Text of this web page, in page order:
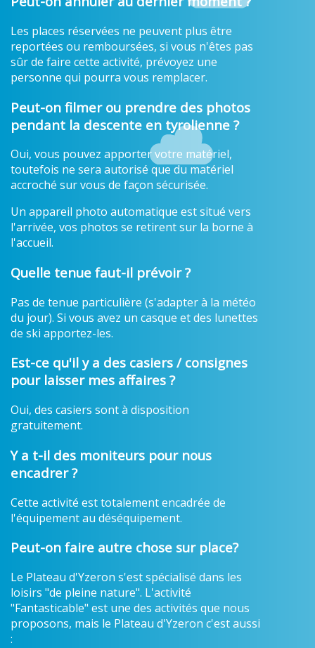
Les places réservées ne peuvent plus être
reportées ou remboursées, si vous n'êtes pas
sûr de faire cette activité, prévoyez une
personne qui pourra vous remplacer.
Peut-on filmer ou prendre des photos
pendant la descente en tyrolienne ?
Oui, vous pouvez apporter votre matériel,
toutefois ne sera autorisé que du matériel
accroché sur vous de façon sécurisée.
Un appareil photo automatique est situé vers
l'arrivée, vos photos se retirent sur la borne à
l'accueil.
Quelle tenue faut-il prévoir ?
Pas de tenue particulière (s'adapter à la météo
du jour). Si vous avez un casque et des lunettes
de ski apportez-les.
Est-ce qu'il y a des casiers / consignes
pour laisser mes affaires ?
Oui, des casiers sont à disposition
gratuitement.
Y a t-il des moniteurs pour nous
encadrer ?
Cette activité est totalement encadrée de
l'équipement au déséquipement.
Peut-on faire autre chose sur place?
Le Plateau d'Yzeron s'est spécialisé dans les
loisirs "de pleine nature". L'activité
"Fantasticable" est une des activités que nous
proposons, mais le Plateau d'Yzeron c'est aussi
: